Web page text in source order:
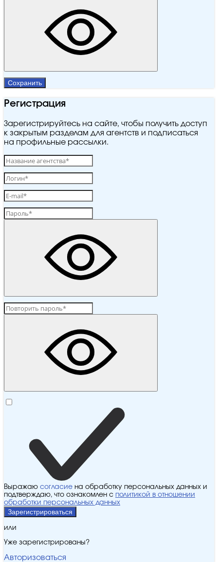
Сохранить
Регистрация
Зарегистрируйтесь на сайте, чтобы получить доступ
к закрытым разделам для агентств и подписаться
на профильные рассылки.
Выражаю согласие на обработку персональных данных и
подтверждаю, что ознакомлен с политикой в отношении
обработки персональных данных
Зарегистрироваться
или
Уже зарегистрированы?
Авторизоваться